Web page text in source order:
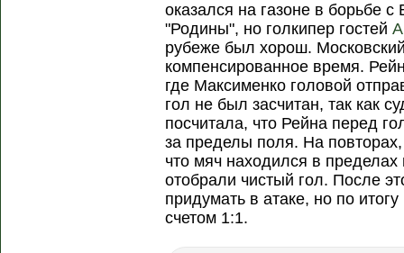
оказался на газоне в борьбе
"Родины", но голкипер гостей
рубеже был хорош.
компенсированное время.
где Максименко головой
гол не был засчитан, так как
посчитала, что Рейна перед
за пределы поля. На
что мяч находился в
отобрали чистый гол. После
придумать в атаке, но по
счетом 1:1.